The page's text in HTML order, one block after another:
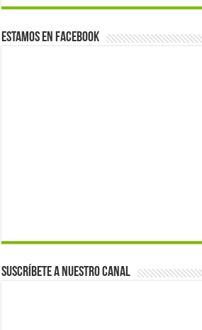
Estamos en Facebook
Suscríbete a nuestro canal